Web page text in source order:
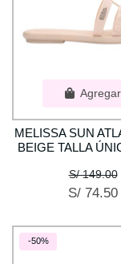
Agregar
MELISSA SUN
BEIGE TALLA
S/ 149.00
S/ 74.50
-50%